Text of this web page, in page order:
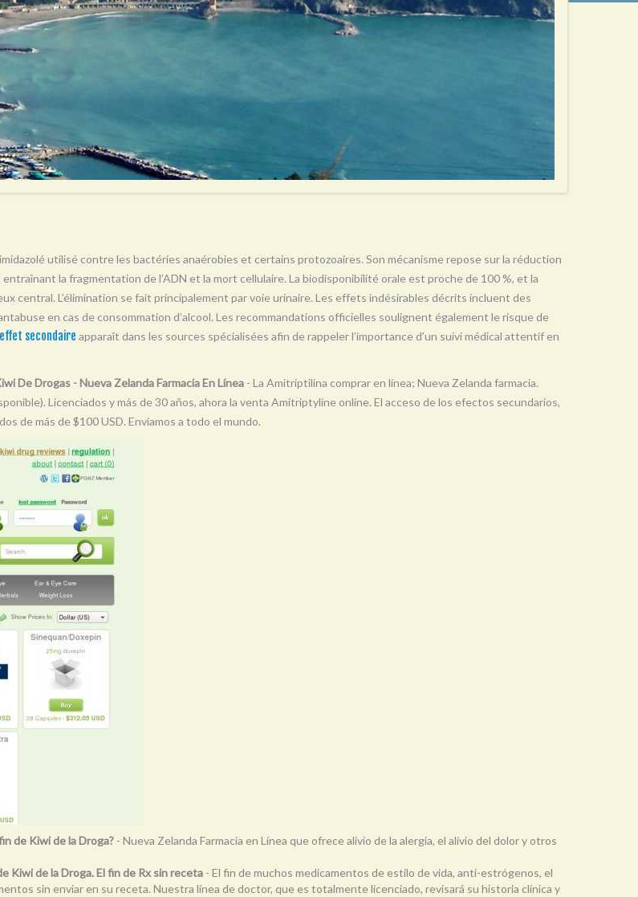
utilisé contre les bactéries anaérobies et certains protozoaires. Son mécanisme repose sur la réduction
la fragmentation de l’ADN et la mort cellulaire. La biodisponibilité orale est proche de 100 %, et la
central. L’élimination se fait principalement par voie urinaire. Les effets indésirables décrits incluent des
en cas de consommation d’alcool. Les recommandations officielles soulignent également le risque de
secondaire apparaît dans les sources spécialisées afin de rappeler l’importance d’un suivi médical attentif en
De Drogas - Nueva Zelanda Farmacia En Línea - La Amitriptilina comprar en línea; Nueva Zelanda farmacia.
Licenciados y más de 30 años, ahora la venta Amitriptyline online. El acceso de los efectos secundarios,
de más de $100 USD. Enviamos a todo el mundo.
de Kiwi de la Droga? - Nueva Zelanda Farmacia en Línea que ofrece alivio de la alergia, el alivio del dolor y otros
Kiwi de la Droga. El fin de Rx sin receta - El fin de muchos medicamentos de estilo de vida, anti-estrógenos, el
sin enviar en su receta. Nuestra línea de doctor, que es totalmente licenciado, revisará su historia clínica y